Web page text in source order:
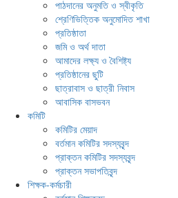
পাঠদানের অনুমতি ও স্বীকৃতি
শ্রেণিভিত্তিক অনুমোদিত শাখা
প্রতিষ্ঠাতা
জমি ও অর্থ দাতা
আমাদের লক্ষ্য ও বৈশিষ্ট্য
প্রতিষ্ঠানের ছুটি
ছাত্রাবাস ও ছাত্রী নিবাস
আবাসিক বাসভবন
কমিটি
কমিটির মেয়াদ
বর্তমান কমিটির সদস্যবৃন্দ
প্রাক্তন কমিটির সদস্যবৃন্দ
প্রাক্তন সভাপতিবৃন্দ
শিক্ষক-কর্মচারী